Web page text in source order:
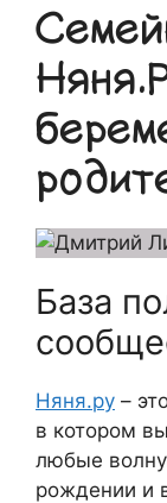
База
Няня.ру –
в котором
любые
рождении и